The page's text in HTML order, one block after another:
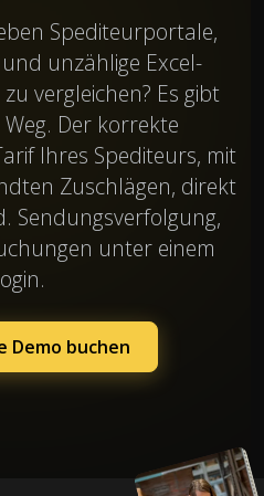
Spediteurportale,
unzählige Excel-
vergleichen? Es gibt
Der korrekte
Ihres Spediteurs, mit
Zuschlägen, direkt
Sendungsverfolgung,
unter einem
Demo buchen